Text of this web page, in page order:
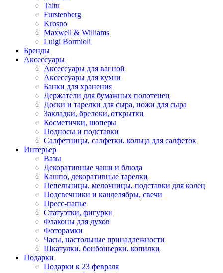
Taitu
Furstenberg
Krosno
Maxwell & Williams
Luigi Bormioli
Бренды
Аксессуары
Аксессуары для ванной
Аксессуары для кухни
Банки для хранения
Держатели для бумажных полотенец
Доски и тарелки для сыра, ножи для сыра
Закладки, брелоки, открытки
Косметички, шоперы
Подносы и подставки
Салфетницы, салфетки, кольца для салфеток
Интерьер
Вазы
Декоративные чаши и блюда
Кашпо, декоративные тарелки
Пепельницы, мелочницы, подставки для колец
Подсвечники и канделябры, свечи
Пресс-папье
Статуэтки, фигурки
Флаконы для духов
Фоторамки
Часы, настольные принадлежности
Шкатулки, бонбоньерки, копилки
Подарки
Подарки к 23 февраля